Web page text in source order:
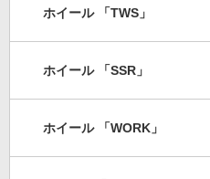
ホイール 「TWS」
ホイール 「SSR」
ホイール 「WORK」